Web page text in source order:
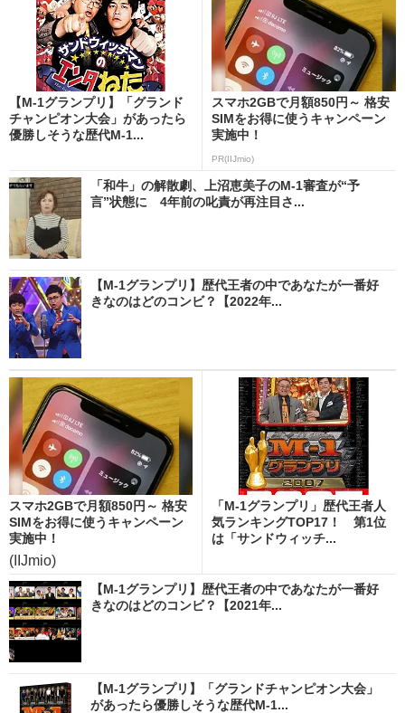
【M-1グランプリ】「グランド
チャンピオン大会」があったら
優勝しそうな歴代M-1...
スマホ2GBで月額850円～ 格安
SIMをお得に使うキャンペーン
実施中！
PR(IIJmio)
「和牛」の解散劇、上沼恵美子のM-1審査が“予
言”状態に 4年前の叱責が再注目さ...
【M-1グランプリ】歴代王者の中であなたが一番好
きなのはどのコンビ？【2022年...
スマホ2GBで月額850円～ 格安
SIMをお得に使うキャンペーン
実施中！
(IIJmio)
「M-1グランプリ」歴代王者人
気ランキングTOP17！ 第1位
は「サンドウィッチ...
【M-1グランプリ】歴代王者の中であなたが一番好
きなのはどのコンビ？【2021年...
【M-1グランプリ】「グランドチャンピオン大会」
があったら優勝しそうな歴代M-1...